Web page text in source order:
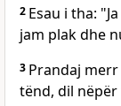
2 Esau i tha:
jam plak dhe
3 Prandaj
tënd, dil